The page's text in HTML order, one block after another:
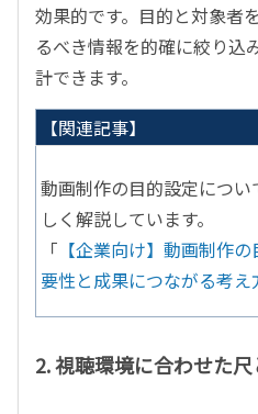
効果的です。目的と対象者
るべき情報を的確に絞り込
計できます。
【関連記事】
動画制作の目的設定につ
しく解説しています。
「 【企業向け】動画制作
要性と成果につながる考え
2. 視聴環境に合わせた